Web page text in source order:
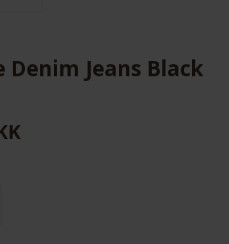
Denim Jeans Black